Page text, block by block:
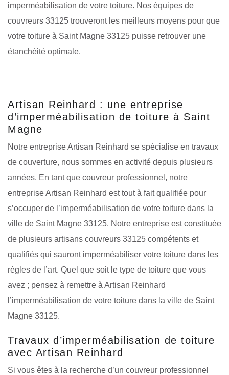
imperméabilisation de votre toiture. Nos équipes de
couvreurs 33125 trouveront les meilleurs moyens pour que
votre toiture à Saint Magne 33125 puisse retrouver une
étanchéité optimale.
Artisan Reinhard : une entreprise
d’imperméabilisation de toiture à Saint
Magne
Notre entreprise Artisan Reinhard se spécialise en travaux
de couverture, nous sommes en activité depuis plusieurs
années. En tant que couvreur professionnel, notre
entreprise Artisan Reinhard est tout à fait qualifiée pour
s’occuper de l’imperméabilisation de votre toiture dans la
ville de Saint Magne 33125. Notre entreprise est constituée
de plusieurs artisans couvreurs 33125 compétents et
qualifiés qui sauront imperméabiliser votre toiture dans les
règles de l’art. Quel que soit le type de toiture que vous
avez ; pensez à remettre à Artisan Reinhard
l’imperméabilisation de votre toiture dans la ville de Saint
Magne 33125.
Travaux d’imperméabilisation de toiture
avec Artisan Reinhard
Si vous êtes à la recherche d’un couvreur professionnel